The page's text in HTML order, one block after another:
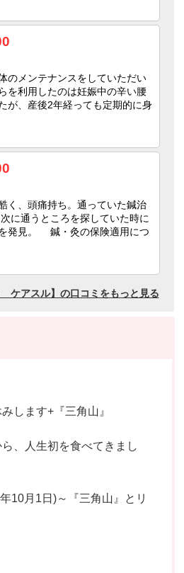
します+『三角山』
ら、人生初を食べてきまし
10月1日)～『三角山』とリ